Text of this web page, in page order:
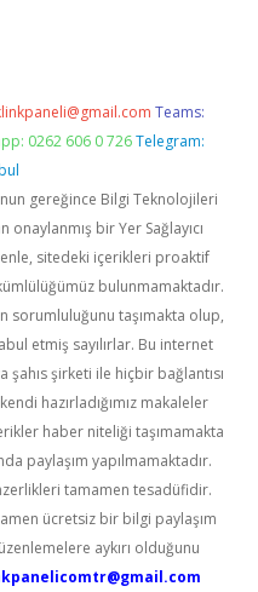
Teams:
0262 606 0 726 Telegram:
gereğince Bilgi Teknolojileri
bir Yer Sağlayıcı
sitedeki içerikleri proaktif
bulunmamaktadır.
sorumluluğunu taşımakta olup,
etmiş sayılırlar. Bu internet
şirketi ile hiçbir bağlantısı
hazırladığımız makaleler
haber niteliği taşımamakta
paylaşım yapılmamaktadır.
tamamen tesadüfidir.
ücretsiz bir bilgi paylaşım
aykırı olduğunu